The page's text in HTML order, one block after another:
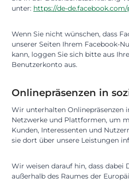
unter: https://de-
Wenn Sie nicht wünschen, dass
unserer Seiten Ihrem Facebook-
kann, loggen Sie sich bitte aus
Benutzerkonto aus.
Onlinepräsenzen in
Wir unterhalten Onlinepräsenzen
Netzwerke und Plattformen, um
Kunden, Interessenten und
sie dort über unsere Leistungen
Wir weisen darauf hin, dass dabei
außerhalb des Raumes der